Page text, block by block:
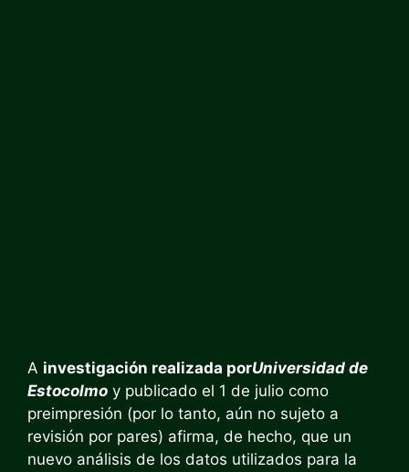
A investigación realizada porUniversidad de
Estocolmo y publicado el 1 de julio como
preimpresión (por lo tanto, aún no sujeto a
revisión por pares) afirma, de hecho, que un
nuevo análisis de los datos utilizados para la